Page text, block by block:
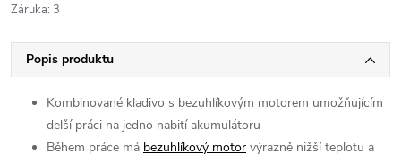
Záruka: 3
Popis produktu
Kombinované kladivo s bezuhlíkovým motorem umožňujícím
delší práci na jedno nabití akumulátoru
Během práce má bezuhlíkový motor výrazně nižší teplotu a